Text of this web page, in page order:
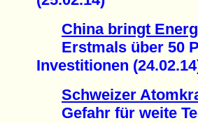
China bringt
Erstmals über 50
Investitionen
Schweizer
Gefahr für weite